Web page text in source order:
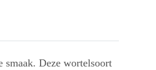
smaak. Deze wortelsoort